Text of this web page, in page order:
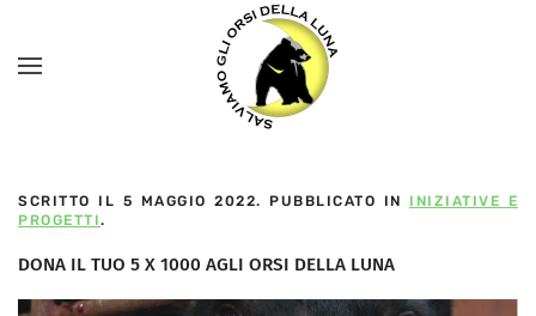
SCRITTO IL 5 MAGGIO 2022. PUBBLICATO IN INIZIATIVE E
PROGETTI.
DONA IL TUO 5 X 1000 AGLI ORSI DELLA LUNA